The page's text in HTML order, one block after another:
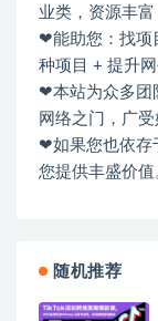
业类，资源丰富
❤能助您：找项
种项目 + 提升网
❤本站为众多团
网络之门，广受
❤如果您也依存
您提供丰盛价值
随机推荐